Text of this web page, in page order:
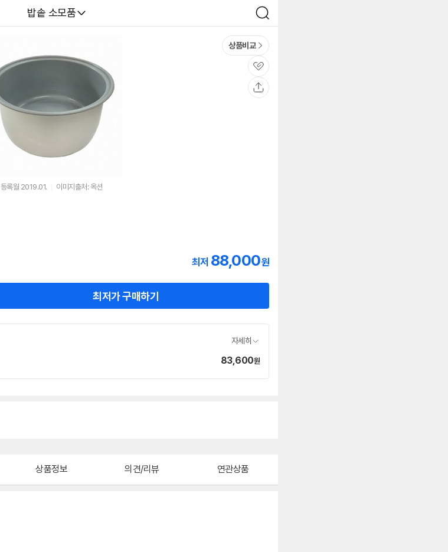
다나와
밥솥 소모품
검
색
상품비교
관
심
등록월 2019.01. 이미지출처: 옥션
최저 88,000원
최저가 구매하기
자세히
가
83,600원
상품정보 의견/리뷰 연관상품